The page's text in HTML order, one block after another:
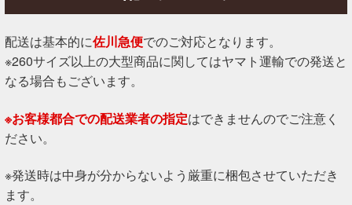
配送は基本的に佐川急便でのご対応となります。
※260サイズ以上の大型商品に関してはヤマト運輸での発送と
なる場合もございます。
※お客様都合での配送業者の指定はできませんのでご注意く
ださい。
※発送時は中身が分からないよう厳重に梱包させていただき
ます。